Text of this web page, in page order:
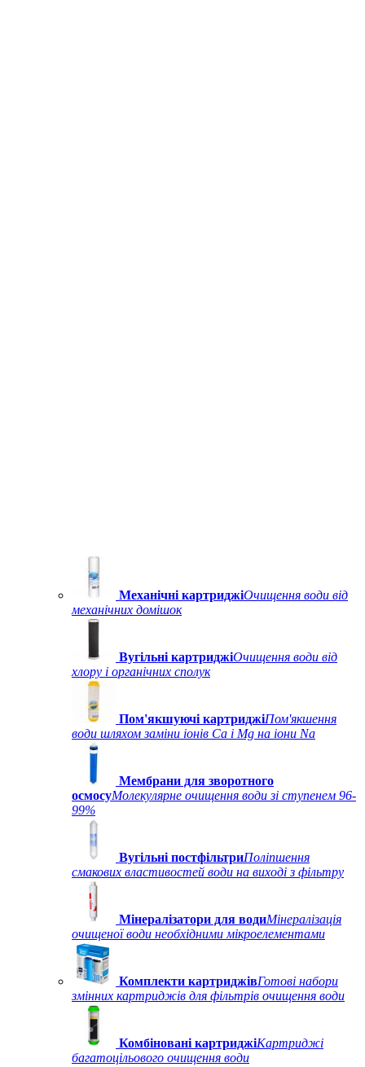
Механічні картриджіОчищення води від
механічних домішок
Вугільні картриджіОчищення води від
хлору і органічних сполук
Пом'якшуючі картриджіПом'якшення
води шляхом заміни іонів Ca і Mg на іони Na
Мембрани для зворотного
осмосуМолекулярне очищення води зі ступенем 96-
99%
Вугільні постфільтриПоліпшення
смакових властивостей води на виході з фільтру
Мінералізатори для водиМінералізація
очищеної води необхідними мікроелементами
Комплекти картриджівГотові набори
змінних картриджів для фільтрів очищення води
Комбіновані картриджіКартриджі
багатоцільового очищення води